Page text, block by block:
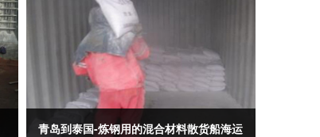
青岛到泰国-炼钢用的混合材料散货船海运